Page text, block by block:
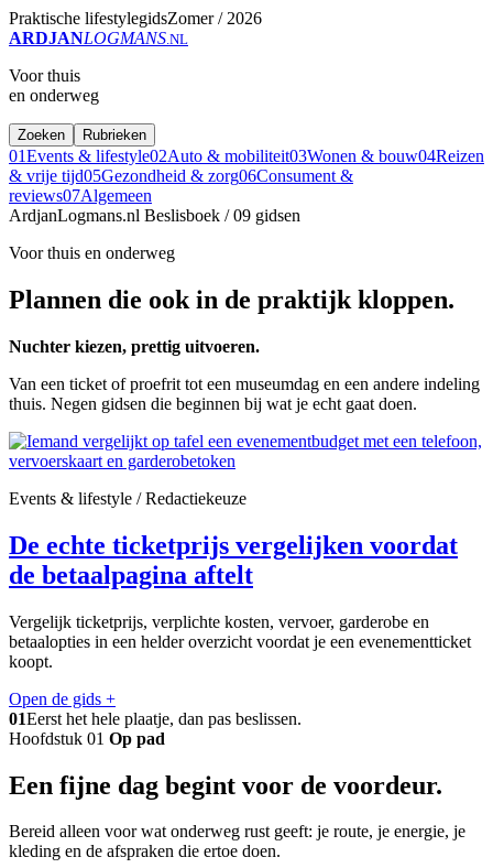
Praktische lifestylegidsZomer / 2026
ARDJANLOGMANS.NL
Voor thuis
en onderweg
Zoeken Rubrieken
01Events & lifestyle02Auto & mobiliteit03Wonen & bouw04Reizen
& vrije tijd05Gezondheid & zorg06Consument &
reviews07Algemeen
ArdjanLogmans.nl Beslisboek / 09 gidsen
Voor thuis en onderweg
Plannen die ook in de praktijk kloppen.
Nuchter kiezen, prettig uitvoeren.
Van een ticket of proefrit tot een museumdag en een andere indeling
thuis. Negen gidsen die beginnen bij wat je echt gaat doen.
Events & lifestyle / Redactiekeuze
De echte ticketprijs vergelijken voordat
de betaalpagina aftelt
Vergelijk ticketprijs, verplichte kosten, vervoer, garderobe en
betaalopties in een helder overzicht voordat je een evenementticket
koopt.
Open de gids +
01Eerst het hele plaatje, dan pas beslissen.
Hoofdstuk 01 Op pad
Een fijne dag begint voor de voordeur.
Bereid alleen voor wat onderweg rust geeft: je route, je energie, je
kleding en de afspraken die ertoe doen.